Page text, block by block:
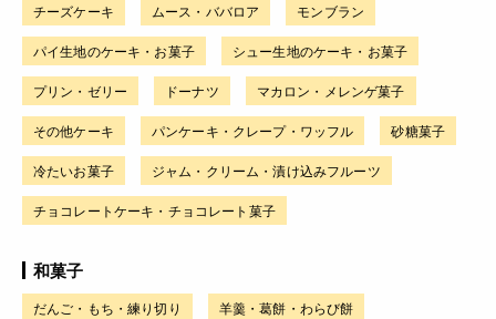
チーズケーキ ムース・ババロア モンブラン
パイ生地のケーキ・お菓子 シュー生地のケーキ・お菓子
プリン・ゼリー ドーナツ マカロン・メレンゲ菓子
その他ケーキ パンケーキ・クレープ・ワッフル 砂糖菓子
冷たいお菓子 ジャム・クリーム・漬け込みフルーツ
チョコレートケーキ・チョコレート菓子
和菓子
だんご・もち・練り切り 羊羹・葛餅・わらび餅